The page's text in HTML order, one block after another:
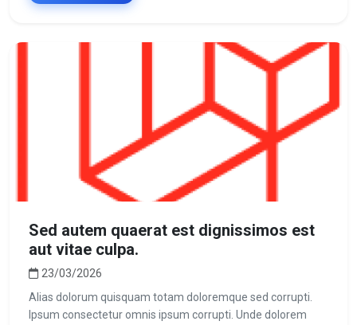
Sed autem quaerat est dignissimos est
aut vitae culpa.
23/03/2026
Alias dolorum quisquam totam doloremque sed corrupti.
Ipsum consectetur omnis ipsum corrupti. Unde dolorem